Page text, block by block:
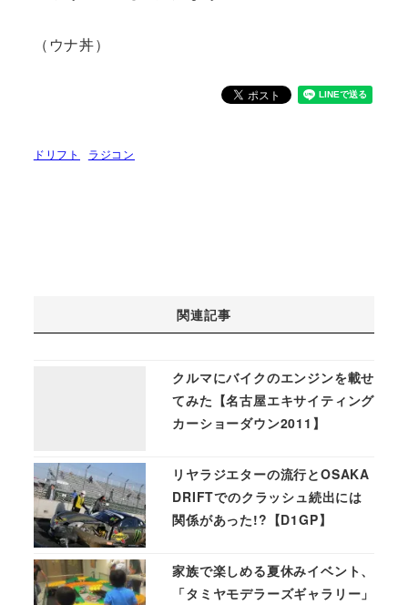
（ウナ丼）
ドリフト ラジコン
関連記事
クルマにバイクのエンジンを載せ
てみた【名古屋エキサイティング
カーショーダウン2011】
リヤラジエターの流行とOSAKA
DRIFTでのクラッシュ続出には
関係があった!?【D1GP】
家族で楽しめる夏休みイベント、
「タミヤモデラーズギャラリー」